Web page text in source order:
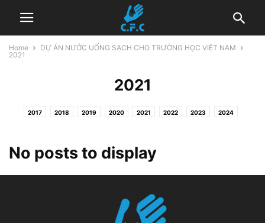
Home
DỰ ÁN NƯỚC UỐNG SẠCH CHO TRƯỜNG HỌC VIỆT NAM
2021
2021
2017 2018 2019 2020 2021 2022 2023 2024
No posts to display